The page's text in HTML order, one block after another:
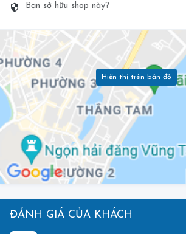
Bạn sở hữu shop này?
Hiển thị trên bản đồ
ĐÁNH GIÁ CỦA KHÁCH